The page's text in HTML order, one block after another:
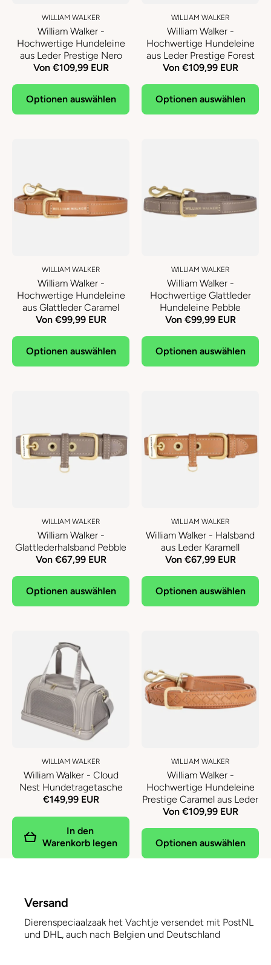
WILLIAM WALKER
William Walker -
Hochwertige Hundeleine
aus Leder Prestige Nero
Von €109,99 EUR
Optionen auswählen
WILLIAM WALKER
William Walker -
Hochwertige Hundeleine
aus Leder Prestige Forest
Von €109,99 EUR
Optionen auswählen
WILLIAM WALKER
William Walker -
Hochwertige Hundeleine
aus Glattleder Caramel
Von €99,99 EUR
Optionen auswählen
WILLIAM WALKER
William Walker -
Hochwertige Glattleder
Hundeleine Pebble
Von €99,99 EUR
Optionen auswählen
WILLIAM WALKER
William Walker -
Glattlederhalsband Pebble
Von €67,99 EUR
Optionen auswählen
WILLIAM WALKER
William Walker - Halsband
aus Leder Karamell
Von €67,99 EUR
Optionen auswählen
WILLIAM WALKER
William Walker - Cloud
Nest Hundetragetasche
€149,99 EUR
In den
Warenkorb legen
WILLIAM WALKER
William Walker -
Hochwertige Hundeleine
Prestige Caramel aus Leder
Von €109,99 EUR
Optionen auswählen
Versand
Dierenspeciaalzaak het Vachtje versendet mit PostNL
und DHL, auch nach Belgien und Deutschland